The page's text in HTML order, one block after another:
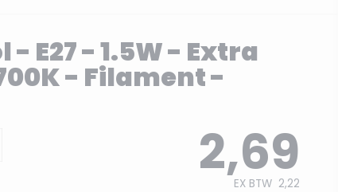
E27 - 1.5W - Extra
- Filament -
2,69
EX BTW 2,22